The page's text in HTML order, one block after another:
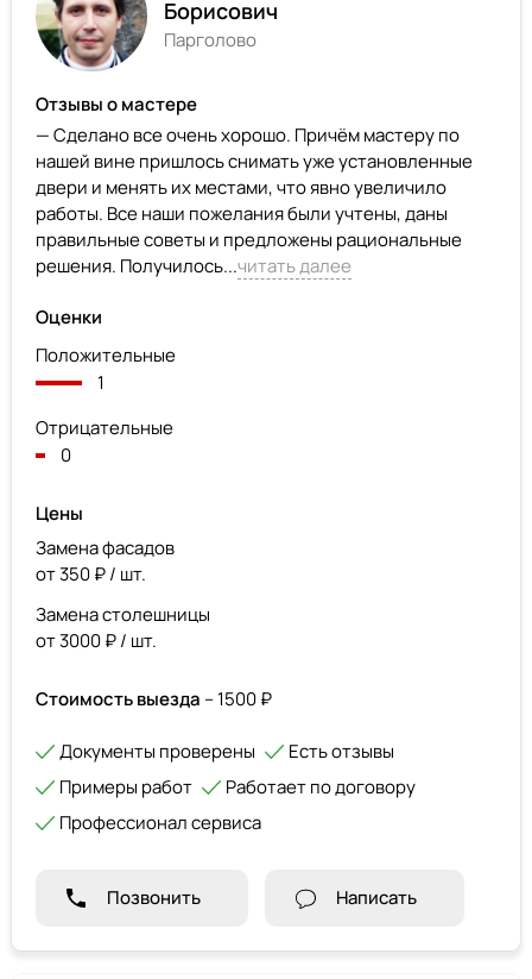
Борисович
Парголово
Отзывы о мастере
— Сделано все очень хорошо. Причём мастеру по
нашей вине пришлось снимать уже установленные
двери и менять их местами, что явно увеличило
работы. Все наши пожелания были учтены, даны
правильные советы и предложены рациональные
решения. Получилось...читать далее
Оценки
Положительные
1
Отрицательные
0
Цены
Замена фасадов
от 350 ₽ / шт.
Замена столешницы
от 3000 ₽ / шт.
Стоимость выезда – 1500 ₽
Документы проверены
Есть отзывы
Примеры работ
Работает по договору
Профессионал сервиса
Позвонить Написать